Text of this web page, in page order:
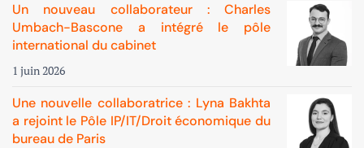
Un nouveau collaborateur : Charles
Umbach-Bascone a intégré le pôle
international du cabinet
1 juin 2026
Une nouvelle collaboratrice : Lyna Bakhta
a rejoint le Pôle IP/IT/Droit économique du
bureau de Paris